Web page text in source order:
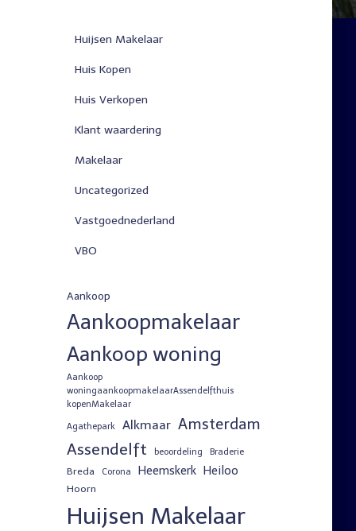
Huijsen Makelaar
Huis Kopen
Huis Verkopen
Klant waardering
Makelaar
Uncategorized
Vastgoednederland
VBO
Aankoop
Aankoopmakelaar
Aankoop woning
Aankoop
woningaankoopmakelaarAssendelfthuis
kopenMakelaar
Agathepark Alkmaar Amsterdam
Assendelft beoordeling Braderie
Breda Corona Heemskerk Heiloo
Hoorn
Huijsen Makelaar